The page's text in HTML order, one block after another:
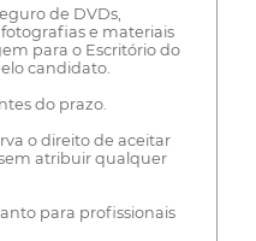
de DVDs,
e materiais
para o Escritório do
candidato.
do prazo.
o direito de aceitar
atribuir qualquer
para profissionais